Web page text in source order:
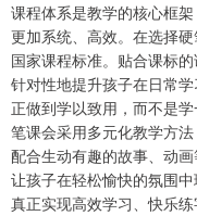
课程体系是教学的核心框
更加系统、高效。在选择
国家课程标准。贴合课标
针对性地提升孩子在日常
正做到学以致用，而不是
笔课会采用多元化教学方
配合生动有趣的故事、动
让孩子在轻松愉快的氛围
真正实现高效学习、快乐练